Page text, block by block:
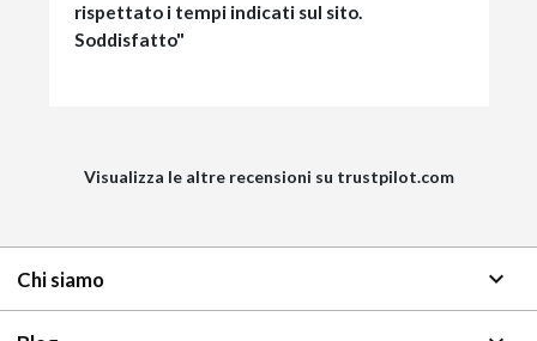
rispettato i tempi indicati sul sito.
Soddisfatto"
Visualizza le altre recensioni su trustpilot.com
Chi siamo keyboard_arrow_down